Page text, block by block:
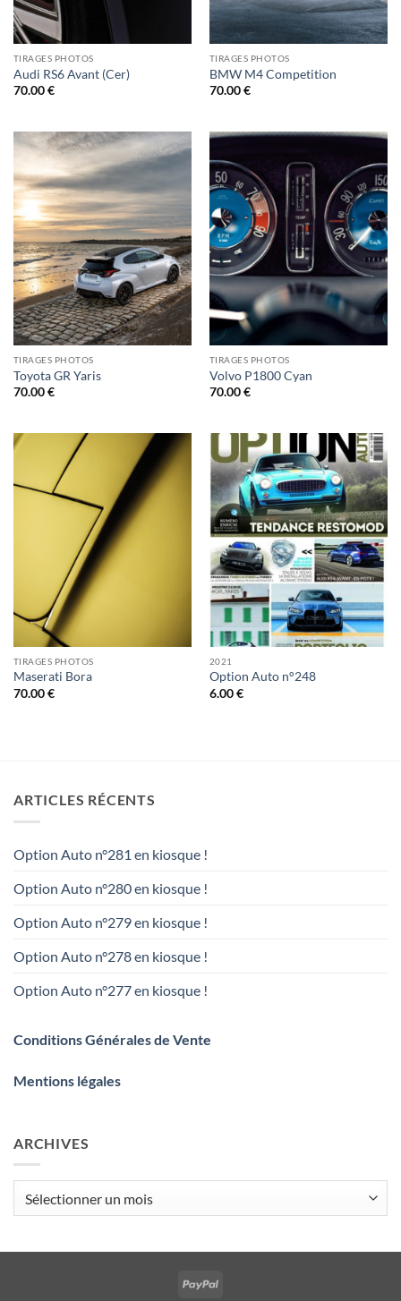
TIRAGES PHOTOS
Audi RS6 Avant (Cer)
70.00€
TIRAGES PHOTOS
BMW M4 Competition
70.00€
TIRAGES PHOTOS
Toyota GR Yaris
70.00€
TIRAGES PHOTOS
Volvo P1800 Cyan
70.00€
TIRAGES PHOTOS
Maserati Bora
70.00€
2021
Option Auto n°248
6.00€
ARTICLES RÉCENTS
Option Auto n°281 en kiosque !
Option Auto n°280 en kiosque !
Option Auto n°279 en kiosque !
Option Auto n°278 en kiosque !
Option Auto n°277 en kiosque !
Conditions Générales de Vente
Mentions légales
ARCHIVES
PayPal